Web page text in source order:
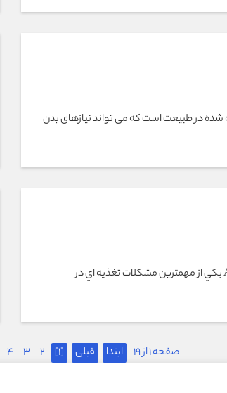
در طبیعت است که می تواند نیازهای بدن
ویتامین A در کودکان کمبود ويتامين A يکي از مهمترين مشکلات تغذيه اي در
صفحه 1 از 19 ابتدا قبلی [1]
2
3
4